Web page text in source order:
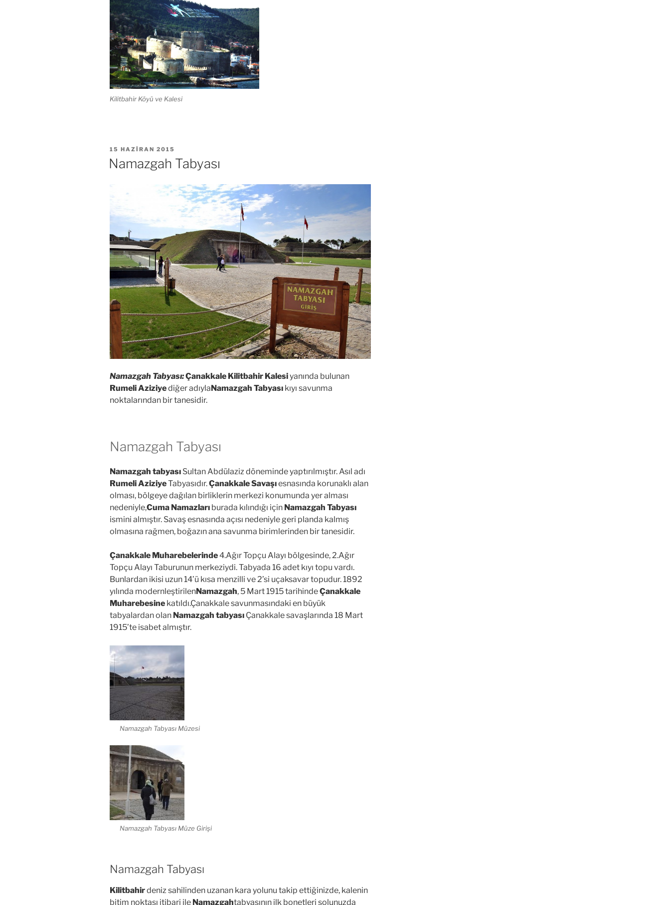
Kilitbahir Köyü ve Kalesi
YAYIM
TARIHI
15 HAZIRAN 2015
Namazgah Tabyası
Namazgah Tabyası:Çanakkale Kilitbahir Kalesiyanında bulunan
Rumeli Aziziyediğer adıylaNamazgah Tabyası kıyı savunma
noktalarından bir tanesidir.
Namazgah Tabyası
Namazgah tabyası Sultan Abdülaziz döneminde yaptırılmıştır. Asıl adı
Rumeli AziziyeTabyasıdır.Çanakkale Savaşıesnasında korunaklı alan
olması, bölgeye dağılan birliklerin merkezi konumunda yer alması
nedeniyle,Cuma Namazları burada kılındığı için Namazgah Tabyası
ismini almıştır. Savaş esnasında açısı nedeniyle geri planda kalmış
olmasına rağmen, boğazın ana savunma birimlerinden bir tanesidir.
Çanakkale Muharebelerinde4.Ağır Topçu Alayı bölgesinde, 2.Ağır
Topçu Alayı Taburunun merkeziydi. Tabyada 16 adet kıyı topu vardı.
Bunlardan ikisi uzun 14’ü kısa menzilli ve 2’si uçaksavar topudur. 1892
yılında modernleştirilenNamazgah, 5 Mart 1915 tarihindeÇanakkale
Muharebesine katıldı.Çanakkale savunmasındaki en büyük
tabyalardan olan Namazgah tabyası Çanakkale savaşlarında 18 Mart
1915’te isabet almıştır.
Namazgah Tabyası Müzesi
Namazgah Tabyası Müze Girişi
Namazgah Tabyası
Kilitbahirdeniz sahilinden uzanan kara yolunu takip ettiğinizde, kalenin
bitim noktası itibari ile Namazgahtabyasının ilk bonetleri solunuzda